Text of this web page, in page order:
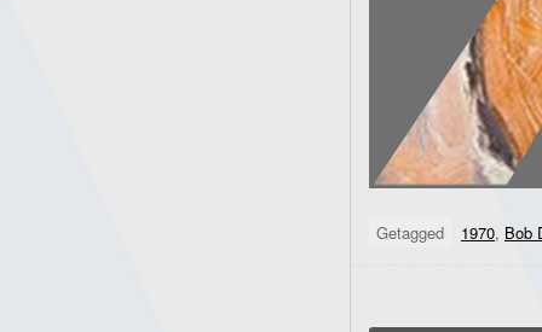
Getagged 1970, Bob